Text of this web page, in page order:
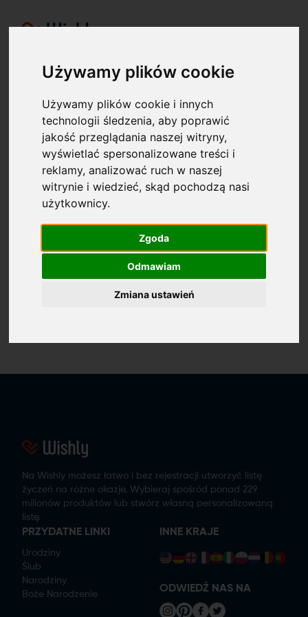
Używamy plików cookie
Używamy plików cookie i innych
technologii śledzenia, aby poprawić
jakość przeglądania naszej witryny,
wyświetlać spersonalizowane treści i
reklamy, analizować ruch w naszej
witrynie i wiedzieć, skąd pochodzą nasi
użytkownicy.
Zgoda
Odmawiam
Zmiana ustawień
Pomysły na prezenty na Birth dla
Girl
Znajdź indywidualne pomysły na prezenty dla dla Girl tutaj.
Te pomysły na prezenty zostały wybrane na podstawie
życzeń z różnych list życzeń dostępnych online.
Christmas
Other
Na Wishly możesz łatwo i bez rejestracji utworzyć listę
życzeń na różne okazje. Wybieraj spośród ponad 229
milionów produktów lub stwórz własną personalizowaną
listę.
PRZYDATNE LINKI
Urodziny
Ślub
Narodziny
Boże Narodzenie
INNE KRAJE
ODWIEDŹ NAS NA